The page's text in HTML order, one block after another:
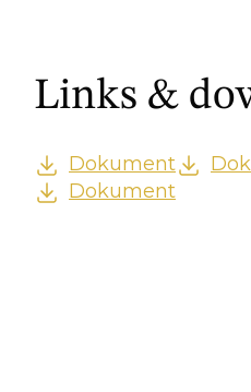
Links &
Dokument
Dokument